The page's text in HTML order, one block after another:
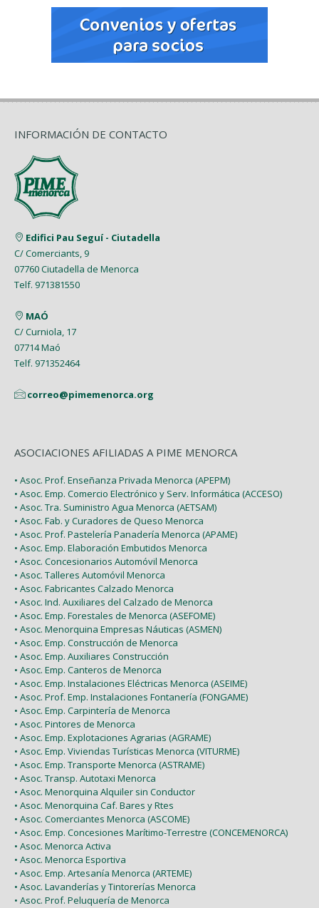
INFORMACIÓN DE CONTACTO
Edifici Pau Seguí - Ciutadella
C/ Comerciants, 9
07760 Ciutadella de Menorca
Telf. 971381550
MAÓ
C/ Curniola, 17
07714 Maó
Telf. 971352464
correo@pimemenorca.org
ASOCIACIONES AFILIADAS A PIME MENORCA
• Asoc. Prof. Enseñanza Privada Menorca (APEPM)
• Asoc. Emp. Comercio Electrónico y Serv. Informática (ACCESO)
• Asoc. Tra. Suministro Agua Menorca (AETSAM)
• Asoc. Fab. y Curadores de Queso Menorca
• Asoc. Prof. Pastelería Panadería Menorca (APAME)
• Asoc. Emp. Elaboración Embutidos Menorca
• Asoc. Concesionarios Automóvil Menorca
• Asoc. Talleres Automóvil Menorca
• Asoc. Fabricantes Calzado Menorca
• Asoc. Ind. Auxiliares del Calzado de Menorca
• Asoc. Emp. Forestales de Menorca (ASEFOME)
• Asoc. Menorquina Empresas Náuticas (ASMEN)
• Asoc. Emp. Construcción de Menorca
• Asoc. Emp. Auxiliares Construcción
• Asoc. Emp. Canteros de Menorca
• Asoc. Emp. Instalaciones Eléctricas Menorca (ASEIME)
• Asoc. Prof. Emp. Instalaciones Fontanería (FONGAME)
• Asoc. Emp. Carpintería de Menorca
• Asoc. Pintores de Menorca
• Asoc. Emp. Explotaciones Agrarias (AGRAME)
• Asoc. Emp. Viviendas Turísticas Menorca (VITURME)
• Asoc. Emp. Transporte Menorca (ASTRAME)
• Asoc. Transp. Autotaxi Menorca
• Asoc. Menorquina Alquiler sin Conductor
• Asoc. Menorquina Caf. Bares y Rtes
• Asoc. Comerciantes Menorca (ASCOME)
• Asoc. Emp. Concesiones Marítimo-Terrestre (CONCEMENORCA)
• Asoc. Menorca Activa
• Asoc. Menorca Esportiva
• Asoc. Emp. Artesanía Menorca (ARTEME)
• Asoc. Lavanderías y Tintorerías Menorca
• Asoc. Prof. Peluquería de Menorca